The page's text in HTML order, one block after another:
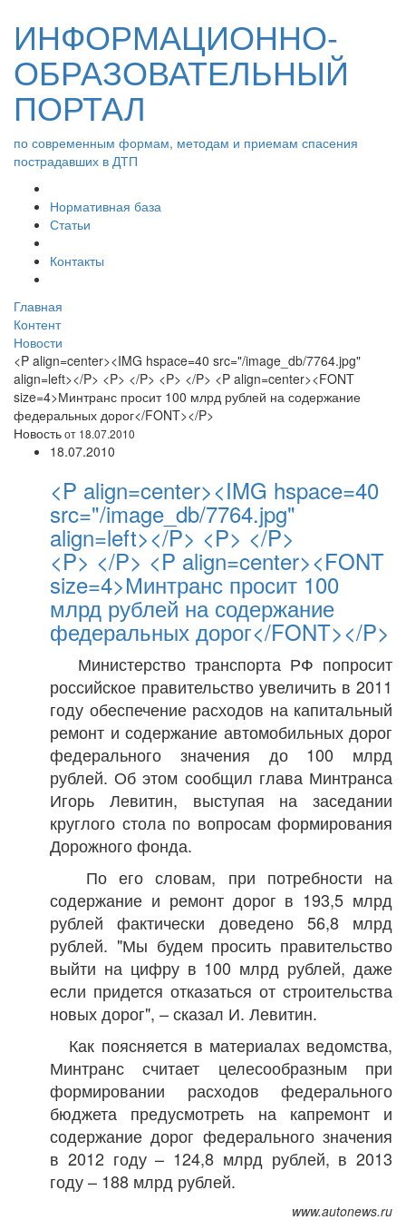
ИНФОРМАЦИОННО-
ОБРАЗОВАТЕЛЬНЫЙ
ПОРТАЛ
по современным формам, методам и приемам спасения
пострадавших в ДТП
Нормативная база
Статьи
Контакты
Главная
Контент
Новости
<P align=center><IMG hspace=40 src="/image_db/7764.jpg"
align=left></P> <P> </P> <P> </P> <P align=center><FONT
size=4>Минтранс просит 100 млрд рублей на содержание
федеральных дорог</FONT></P>
Новостьот 18.07.2010
18.07.2010
<P align=center><IMG hspace=40
src="/image_db/7764.jpg"
align=left></P> <P> </P>
<P> </P> <P align=center><FONT
size=4>Минтранс просит 100
млрд рублей на содержание
федеральных дорог</FONT></P>
Министерство транспорта РФ попросит
российское правительство увеличить в 2011
году обеспечение расходов на капитальный
ремонт и содержание автомобильных дорог
федерального значения до 100 млрд
рублей. Об этом сообщил глава Минтранса
Игорь Левитин, выступая на заседании
круглого стола по вопросам формирования
Дорожного фонда.
По его словам, при потребности на
содержание и ремонт дорог в 193,5 млрд
рублей фактически доведено 56,8 млрд
рублей. "Мы будем просить правительство
выйти на цифру в 100 млрд рублей, даже
если придется отказаться от строительства
новых дорог", – сказал И. Левитин.
Как поясняется в материалах ведомства,
Минтранс считает целесообразным при
формировании расходов федерального
бюджета предусмотреть на капремонт и
содержание дорог федерального значения
в 2012 году – 124,8 млрд рублей, в 2013
году – 188 млрд рублей.
www.autonews.ru